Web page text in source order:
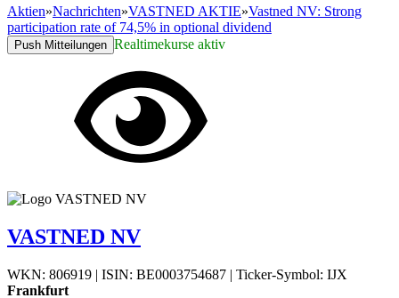
Aktien»Nachrichten»VASTNED AKTIE»Vastned NV: Strong
participation rate of 74,5% in optional dividend
Push Mitteilungen Realtimekurse aktiv
VASTNED NV
WKN: 806919 | ISIN: BE0003754687 | Ticker-Symbol: IJX
Frankfurt